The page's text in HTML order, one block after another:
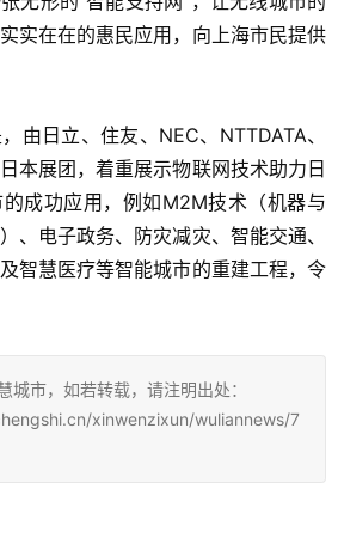
实在在的惠民应用，向上海市民提供
日立、住友、NEC、NTTDATA、
本展团，着重展示物联网技术助力日
成功应用，例如M2M技术（机器与
、电子政务、防灾减灾、智能交通、
智慧医疗等智能城市的重建工程，令
城市，如若转载，请注明出处：
xinwenzixun/wuliannews/7